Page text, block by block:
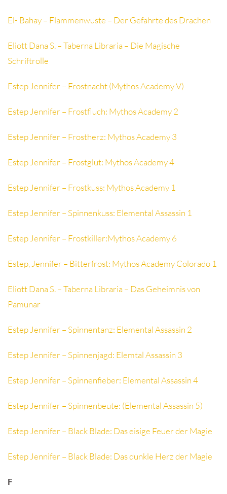
El- Bahay – Flammenwüste – Der Gefährte des Drachen
Eliott Dana S. – Taberna Libraria – Die Magische
Schriftrolle
Estep Jennifer – Frostnacht (Mythos Academy V)
Estep Jennifer – Frostfluch: Mythos Academy 2
Estep Jennifer – Frostherz: Mythos Academy 3
Estep Jennifer – Frostglut: Mythos Academy 4
Estep Jennifer – Frostkuss: Mythos Academy 1
Estep Jennifer – Spinnenkuss: Elemental Assassin 1
Estep Jennifer – Frostkiller:Mythos Academy 6
Estep, Jennifer – Bitterfrost: Mythos Academy Colorado 1
Eliott Dana S. – Taberna Libraria – Das Geheimnis von
Pamunar
Estep Jennifer – Spinnentanz: Elemental Assassin 2
Estep Jennifer – Spinnenjagd: Elemtal Assassin 3
Estep Jennifer – Spinnenfieber: Elemental Assassin 4
Estep Jennifer – Spinnenbeute: (Elemental Assassin 5)
Estep Jennifer – Black Blade: Das eisige Feuer der Magie
Estep Jennifer – Black Blade: Das dunkle Herz der Magie
F